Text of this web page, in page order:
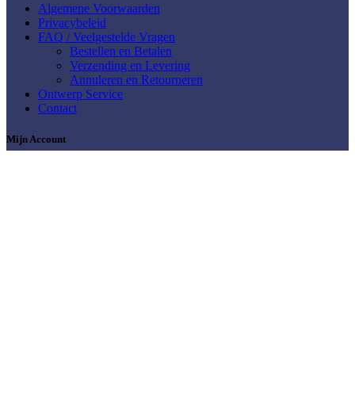
Algemene Voorwaarden
Privacybeleid
FAQ / Veelgestelde Vragen
Bestellen en Betalen
Verzending en Levering
Annuleren en Retourneren
Ontwerp Service
Contact
Mijn Account